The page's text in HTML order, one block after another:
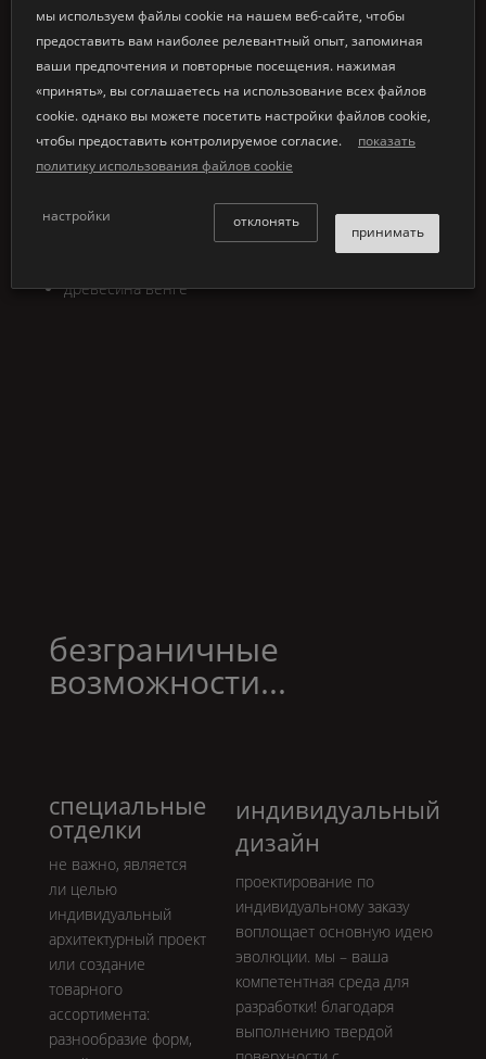
варианты интерьера
K | Stone® мебель доступна в семи внутренних
отделкax. нижний ряд, слева направо.
чистый белый цвет
серый бетон
древесина венге
безграничные
возможности...
специальные
отделки
не важно, является
ли целью
индивидуальный
архитектурный проект
или создание
товарного
ассортимента:
разнообразие форм,
индивидуальный
дизайн
проектирование по
индивидуальному заказу
воплощает основную идею
эволюции. мы – ваша
компетентная среда для
разработки! благодаря
выполнению твердой
мы используем файлы cookie на нашем веб-сайте, чтобы
предоставить вам наиболее релевантный опыт, запоминая
ваши предпочтения и повторные посещения. нажимая
«принять», вы соглашаетесь на использование всех файлов
cookie. однако вы можете посетить настройки файлов cookie,
чтобы предоставить контролируемое согласие.
показать
политику использования файлов cookie
настройки
принимать
отклонять